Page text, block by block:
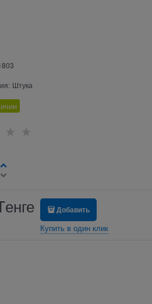
Штука
Добавить
Купить в один клик